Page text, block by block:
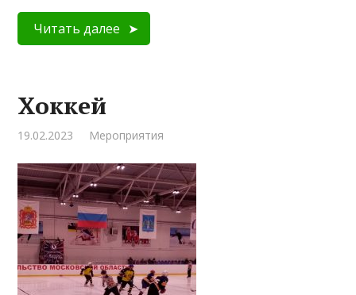
Читать далее
Хоккей
19.02.2023 Мероприятия